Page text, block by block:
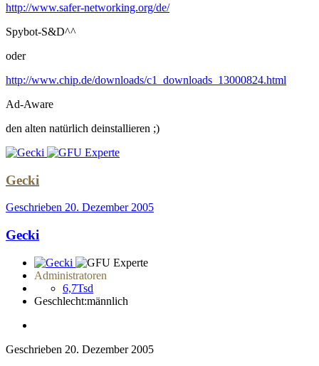
http://www.safer-networking.org/de/
Spybot-S&D^^
oder
http://www.chip.de/downloads/c1_downloads_13000824.html
Ad-Aware
den alten natürlich deinstallieren ;)
Gecki
Geschrieben 20. Dezember 2005
Gecki
Administratoren
6,7Tsd
Geschlecht:männlich
Geschrieben 20. Dezember 2005